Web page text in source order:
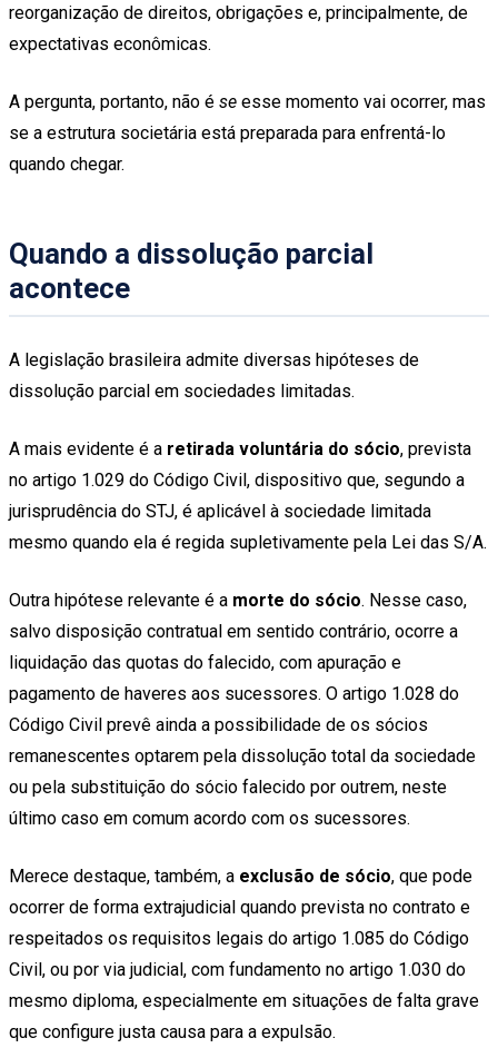
reorganização de direitos, obrigações e, principalmente, de
expectativas econômicas.
A pergunta, portanto, não é se esse momento vai ocorrer, mas
se a estrutura societária está preparada para enfrentá-lo
quando chegar.
Quando a dissolução parcial
acontece
A legislação brasileira admite diversas hipóteses de
dissolução parcial em sociedades limitadas.
A mais evidente é a retirada voluntária do sócio, prevista
no artigo 1.029 do Código Civil, dispositivo que, segundo a
jurisprudência do STJ, é aplicável à sociedade limitada
mesmo quando ela é regida supletivamente pela Lei das S/A.
Outra hipótese relevante é a morte do sócio. Nesse caso,
salvo disposição contratual em sentido contrário, ocorre a
liquidação das quotas do falecido, com apuração e
pagamento de haveres aos sucessores. O artigo 1.028 do
Código Civil prevê ainda a possibilidade de os sócios
remanescentes optarem pela dissolução total da sociedade
ou pela substituição do sócio falecido por outrem, neste
último caso em comum acordo com os sucessores.
Merece destaque, também, a exclusão de sócio, que pode
ocorrer de forma extrajudicial quando prevista no contrato e
respeitados os requisitos legais do artigo 1.085 do Código
Civil, ou por via judicial, com fundamento no artigo 1.030 do
mesmo diploma, especialmente em situações de falta grave
que configure justa causa para a expulsão.